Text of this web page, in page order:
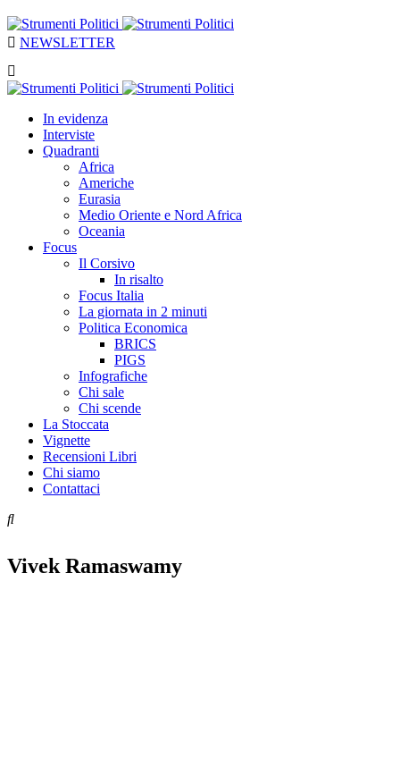
NEWSLETTER
In evidenza
Interviste
Quadranti
Africa
Americhe
Eurasia
Medio Oriente e Nord Africa
Oceania
Focus
Il Corsivo
In risalto
Focus Italia
La giornata in 2 minuti
Politica Economica
BRICS
PIGS
Infografiche
Chi sale
Chi scende
La Stoccata
Vignette
Recensioni Libri
Chi siamo
Contattaci
Vivek Ramaswamy